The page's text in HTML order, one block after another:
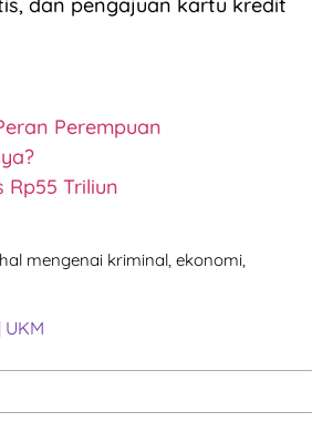
dan pengajuan kartu kredit
Perempuan
Rp55 Triliun
mengenai kriminal, ekonomi,
UKM